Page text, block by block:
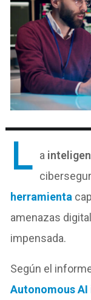
L a
herramienta
amenazas
impensada.
Según el
Autonomous